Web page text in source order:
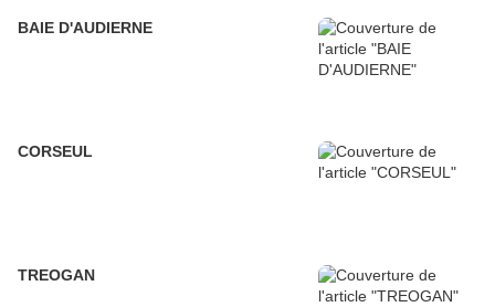
BAIE D'AUDIERNE
CORSEUL
TREOGAN